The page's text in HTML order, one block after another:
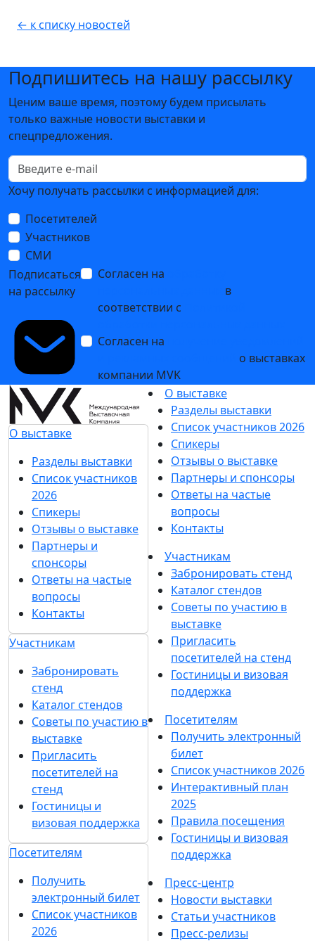
← к списку новостей
Подпишитесь на нашу рассылку
Ценим ваше время, поэтому будем присылать
только важные новости выставки и
спецпредложения.
Хочу получать рассылки с информацией для:
Посетителей
Участников
СМИ
Подписаться
на рассылку
Согласен на
в
соответствии с
Согласен на
о выставках
компании MVK
О выставке
Разделы выставки
Список участников
2026
Спикеры
Отзывы о выставке
Партнеры и
спонсоры
Ответы на частые
вопросы
Контакты
Участникам
Забронировать
стенд
Каталог стендов
Советы по участию в
выставке
Пригласить
посетителей на
стенд
Гостиницы и
визовая поддержка
Посетителям
Получить
электронный билет
Список участников
2026
О выставке
Разделы выставки
Список участников 2026
Спикеры
Отзывы о выставке
Партнеры и спонсоры
Ответы на частые
вопросы
Контакты
Участникам
Забронировать стенд
Каталог стендов
Советы по участию в
выставке
Пригласить
посетителей на стенд
Гостиницы и визовая
поддержка
Посетителям
Получить электронный
билет
Список участников 2026
Интерактивный план
2025
Правила посещения
Гостиницы и визовая
поддержка
Пресс-центр
Новости выставки
Статьи участников
Пресс-релизы